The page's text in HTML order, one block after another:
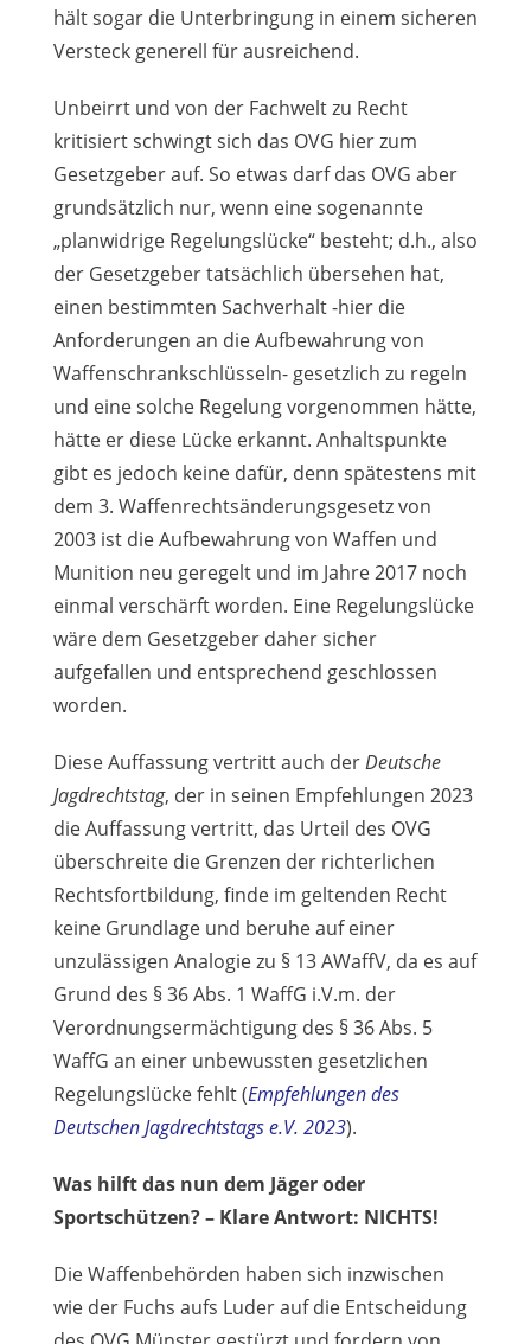
hält sogar die Unterbringung in einem sicheren
Versteck generell für ausreichend.
Unbeirrt und von der Fachwelt zu Recht
kritisiert schwingt sich das OVG hier zum
Gesetzgeber auf. So etwas darf das OVG aber
grundsätzlich nur, wenn eine sogenannte
„planwidrige Regelungslücke“ besteht; d.h., also
der Gesetzgeber tatsächlich übersehen hat,
einen bestimmten Sachverhalt -hier die
Anforderungen an die Aufbewahrung von
Waffenschrankschlüsseln- gesetzlich zu regeln
und eine solche Regelung vorgenommen hätte,
hätte er diese Lücke erkannt. Anhaltspunkte
gibt es jedoch keine dafür, denn spätestens mit
dem 3. Waffenrechtsänderungsgesetz von
2003 ist die Aufbewahrung von Waffen und
Munition neu geregelt und im Jahre 2017 noch
einmal verschärft worden. Eine Regelungslücke
wäre dem Gesetzgeber daher sicher
aufgefallen und entsprechend geschlossen
worden.
Diese Auffassung vertritt auch derDeutsche
Jagdrechtstag, der in seinen Empfehlungen 2023
die Auffassung vertritt, das Urteil des OVG
überschreite die Grenzen der richterlichen
Rechtsfortbildung, finde im geltenden Recht
keine Grundlage und beruhe auf einer
unzulässigen Analogie zu § 13 AWaffV, da es auf
Grund des § 36 Abs. 1 WaffG i.V.m. der
Verordnungsermächtigung des § 36 Abs. 5
WaffG an einer unbewussten gesetzlichen
Regelungslücke fehlt (Empfehlungen des
Deutschen Jagdrechtstags e.V. 2023).
Was hilft das nun dem Jäger oder
Sportschützen? – Klare Antwort: NICHTS!
Die Waffenbehörden haben sich inzwischen
wie der Fuchs aufs Luder auf die Entscheidung